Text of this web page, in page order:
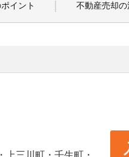
イント 不動産売却の
三川町・壬生町・